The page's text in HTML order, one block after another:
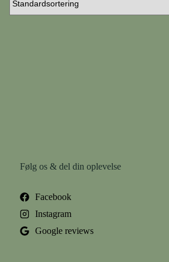
Følg os & del din oplevelse
Facebook
Instagram
Google reviews